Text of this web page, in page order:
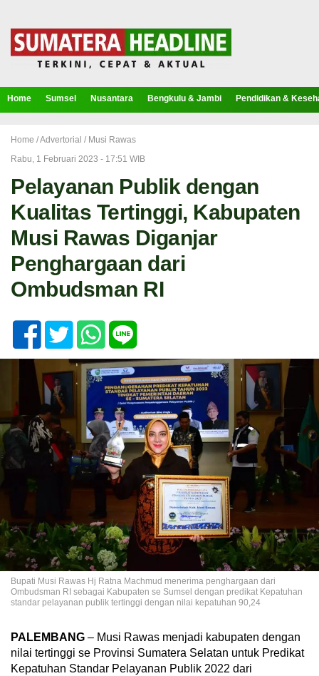
Home Sumsel Nusantara Bengkulu & Jambi Pendidikan &
Home /Advertorial / Musi Rawas
Rabu, 1 Februari 2023 - 17:51 WIB
Pelayanan Publik dengan
Kualitas Tertinggi, Kabupaten
Musi Rawas Diganjar
Penghargaan dari
Ombudsman RI
Bupati Musi Rawas Hj Ratna Machmud menerima penghargaan dari
Ombudsman RI sebagai Kabupaten se Sumsel dengan predikat Kepatuhan
standar pelayanan publik tertinggi dengan nilai kepatuhan 90,24
PALEMBANG – Musi Rawas menjadi kabupaten dengan
nilai tertinggi se Provinsi Sumatera Selatan untuk Predikat
Kepatuhan Standar Pelayanan Publik 2022 dari